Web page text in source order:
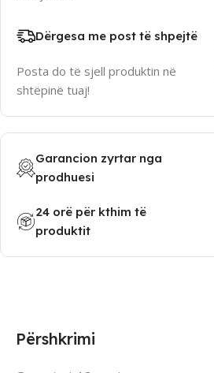
Dërgesa me post të shpejtë
Posta do të sjell produktin në
shtëpinë tuaj!
Garancion zyrtar nga
prodhuesi
24 orë për kthim të
produktit
Përshkrimi